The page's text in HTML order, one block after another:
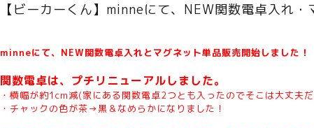
【ビーカーくん】minneにて、NEW関数電卓入れ
minneにて、NEW関数電卓入れとマグネット単品販売開始しました！
関数電卓は、プチリニューアルしました。
・横幅が約1cm減(家にある関数電卓2つとも入ったのでそこは大丈夫
・チャックの色が茶→黒＆なめらかになりました！